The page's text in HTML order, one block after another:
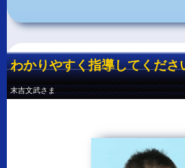
わかりやすく指導してくださ
末吉文武さま